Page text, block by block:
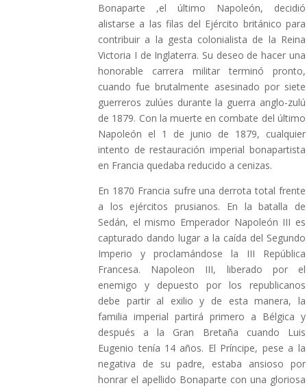
Bonaparte ,el último Napoleón, decidió
alistarse a las filas del Ejército británico para
contribuir a la gesta colonialista de la Reina
Victoria I de Inglaterra. Su deseo de hacer una
honorable carrera militar terminó pronto,
cuando fue brutalmente asesinado por siete
guerreros zulúes durante la guerra anglo-zulú
de 1879. Con la muerte en combate del último
Napoleón el 1 de junio de 1879, cualquier
intento de restauración imperial bonapartista
en Francia quedaba reducido a cenizas.
En 1870 Francia sufre una derrota total frente
a los ejércitos prusianos. En la batalla de
Sedán, el mismo Emperador Napoleón III es
capturado dando lugar a la caída del Segundo
Imperio y proclamándose la III República
Francesa. Napoleon III, liberado por el
enemigo y depuesto por los republicanos
debe partir al exilio y de esta manera, la
familia imperial partirá primero a Bélgica y
después a la Gran Bretaña cuando Luis
Eugenio tenía 14 años. El Príncipe, pese a la
negativa de su padre, estaba ansioso por
honrar el apellido Bonaparte con una gloriosa